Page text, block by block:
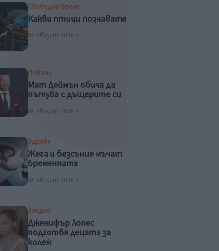
Свободно време
Какви птици познавате
08 август 2026 г.
Новини
Мат Деймън обича да
пътува с дъщерите си
08 август 2026 г.
Здраве
Жега и безсъние мъчат
бременната
08 август 2026 г.
Заедно
Дженифър Лопес
подготвя децата за
колеж